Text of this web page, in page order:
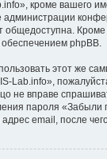
кроме вашего
администрации
Кроме
phpBB.
этот же
не вправе
пароля
email, после